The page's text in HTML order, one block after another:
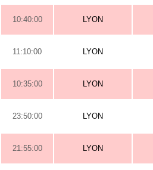
10:40:00 LYON
11:10:00 LYON
10:35:00 LYON
23:50:00 LYON
21:55:00 LYON